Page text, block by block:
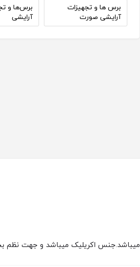
برس ها و تجهیزات
آرایشی صورت
برس‌ها و
آرایشی
ترکیب دو محصول کاربردی کدی متوسط قطر 12 ارتفاع 13 است و پریتی قطر 9 ارتفاع 9